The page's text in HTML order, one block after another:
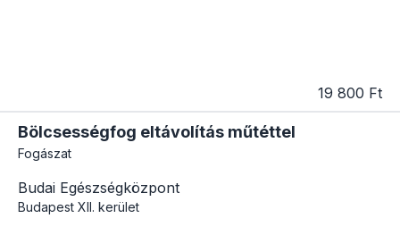
19 800 Ft
Bölcsességfog eltávolítás műtéttel
Fogászat
Budai Egészségközpont
Budapest XII. kerület